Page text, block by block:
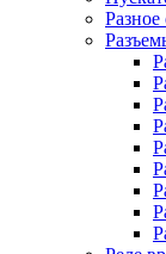
Разное